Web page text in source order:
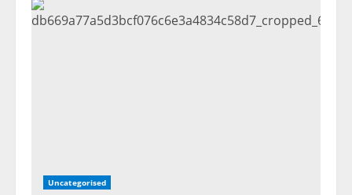
Uncategorised